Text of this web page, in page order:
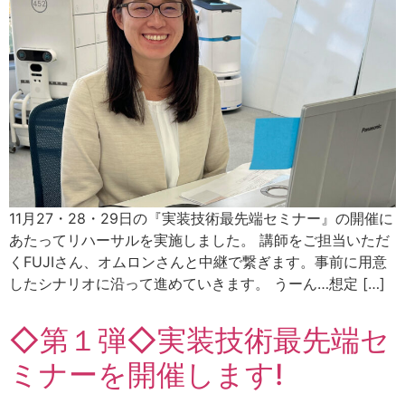
11月27・28・29日の『実装技術最先端セミナー』の開催に
あたってリハーサルを実施しました。 講師をご担当いただ
くFUJIさん、オムロンさんと中継で繋ぎます。事前に用意
したシナリオに沿って進めていきます。 うーん…想定 […]
◇第１弾◇実装技術最先端セ
ミナーを開催します!